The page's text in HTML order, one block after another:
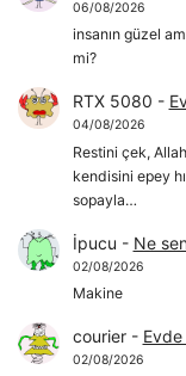
06/08/2026
insanın güzel
mi?
RTX 5080 -
04/08/2026
Restini çek,
kendisini epey
sopayla…
İpucu - Ne
02/08/2026
Makine
courier-
02/08/2026